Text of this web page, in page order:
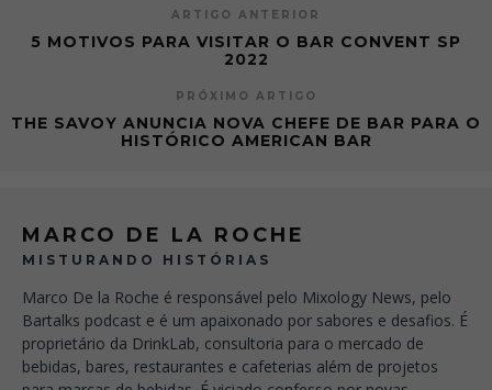
ARTIGO ANTERIOR
5 MOTIVOS PARA VISITAR O BAR CONVENT SP
2022
PRÓXIMO ARTIGO
THE SAVOY ANUNCIA NOVA CHEFE DE BAR PARA O
HISTÓRICO AMERICAN BAR
MARCO DE LA ROCHE
MISTURANDO HISTÓRIAS
Marco De la Roche é responsável pelo Mixology News, pelo
Bartalks podcast e é um apaixonado por sabores e desafios. É
proprietário da DrinkLab, consultoria para o mercado de
bebidas, bares, restaurantes e cafeterias além de projetos